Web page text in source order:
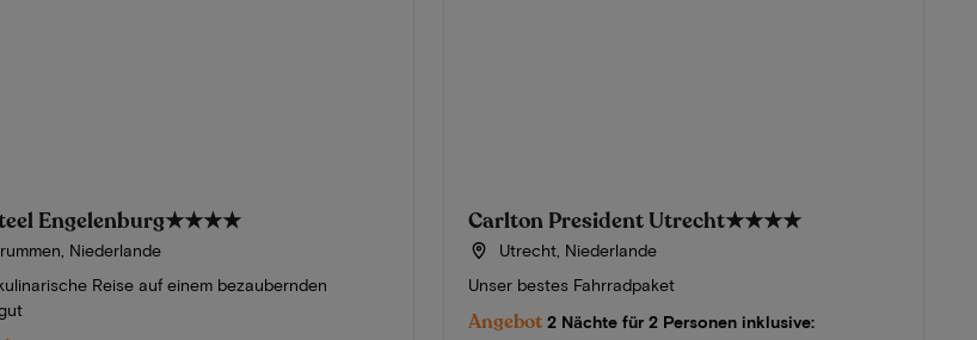
Engelenburg★★★★
Niederlande
Reise auf einem bezaubernden
Carlton President Utrecht★★★★
Utrecht, Niederlande
Unser bestes Fahrradpaket
Angebot 2 Nächte für 2 Personen inklusive: